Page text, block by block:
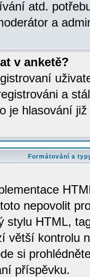
atd.
a
v anketě?
a
je hlasování
Formátování a
nepovolit
stylu HTML,
větší kontrolu
si
příspěvku.